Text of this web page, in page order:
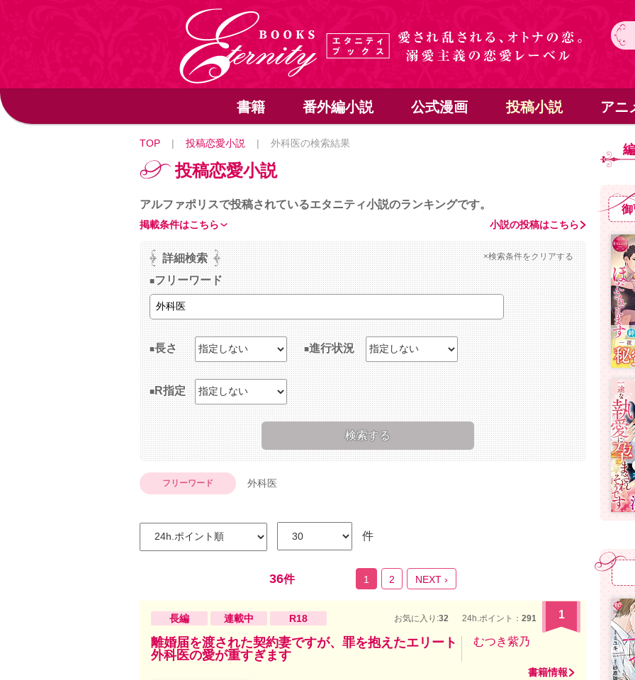
書籍 番外編小説 公式漫画 投稿小説 アニ
TOP | 投稿恋愛小説 | 外科医の検索結果
投稿恋愛小説
アルファポリスで投稿されているエタニティ小説のランキングです。
小説の投稿はこちら
掲載条件はこちら
詳細検索 ×検索条件をクリアする
フリーワード
長さ 進行状況
R指定
フリーワード 外科医
件
36件 1 2 NEXT ›
長編 連載中 R18 お気に入り:32 24h.ポイント： 291 1
離婚届を渡された契約妻ですが、罪を抱えたエリート
外科医の愛が重すぎます
むつき紫乃
書籍情報